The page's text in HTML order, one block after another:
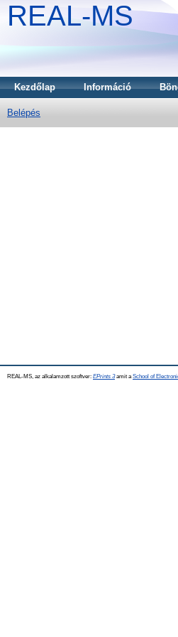
REAL-MS
Kezdőlap Információ
Belépés
REAL-MS, az alkalamzott szoftver: EPrints 3amit a School of